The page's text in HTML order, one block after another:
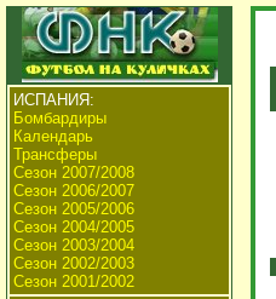
ИСПАНИЯ:
Бомбардиры
Календарь
Трансферы
Сезон 2007/2008
Сезон 2006/2007
Сезон 2005/2006
Сезон 2004/2005
Сезон 2003/2004
Сезон 2002/2003
Сезон 2001/2002